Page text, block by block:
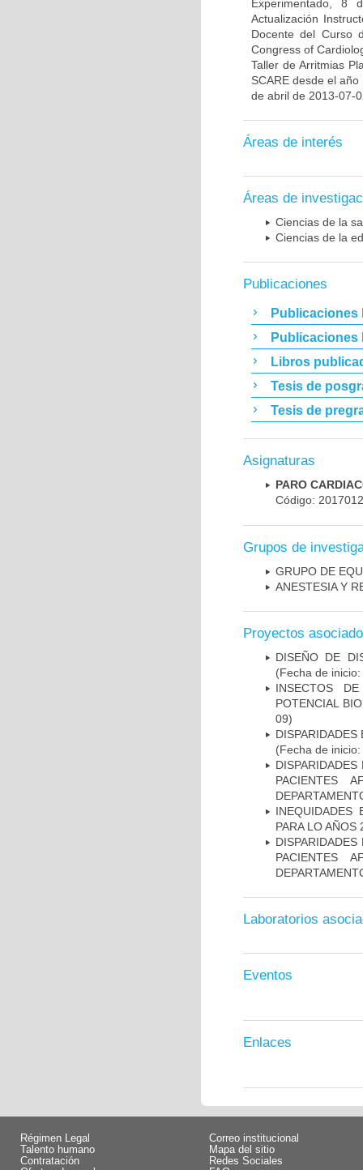
Experimentado, 8
Actualización
Docente del Curso
Congress of
Taller de Arritmias
SCARE desde el
de abril de 2013-07-
Áreas de interés
Áreas de
Ciencias de la
Ciencias de la
Publicaciones
Publicaciones
Publicaciones
Libros
Tesis de
Tesis de
Asignaturas
PARO
Código:
Grupos de
GRUPO DE
ANESTESIA Y
Proyectos
DISEÑO DE
(Fecha de
INSECTOS
POTENCIAL
09)
(Fecha de
PACIENTES
INEQUIDADES
PARA LO
PACIENTES
Laboratorios
Eventos
Enlaces
Régimen Legal
Talento humano
Contratación
Correo institucional
Mapa del sitio
Redes Sociales